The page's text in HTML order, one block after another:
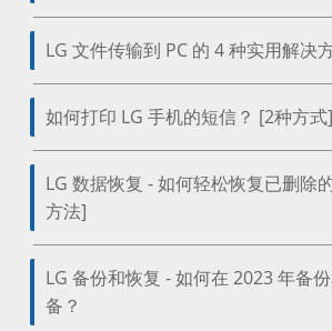
LG 文件传输到 PC 的 4 种实用解决
如何打印 LG 手机的短信？ [2种方式]
LG 数据恢复 - 如何轻松恢复已删除
方法]
LG 备份和恢复 - 如何在 2023 年备
备？